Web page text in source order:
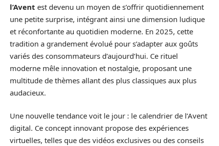
l’Avent est devenu un moyen de s’offrir quotidiennement
une petite surprise, intégrant ainsi une dimension ludique
et réconfortante au quotidien moderne. En 2025, cette
tradition a grandement évolué pour s’adapter aux goûts
variés des consommateurs d’aujourd’hui. Ce rituel
moderne mêle innovation et nostalgie, proposant une
multitude de thèmes allant des plus classiques aux plus
audacieux.
Une nouvelle tendance voit le jour : le calendrier de l’Avent
digital. Ce concept innovant propose des expériences
virtuelles, telles que des vidéos exclusives ou des conseils